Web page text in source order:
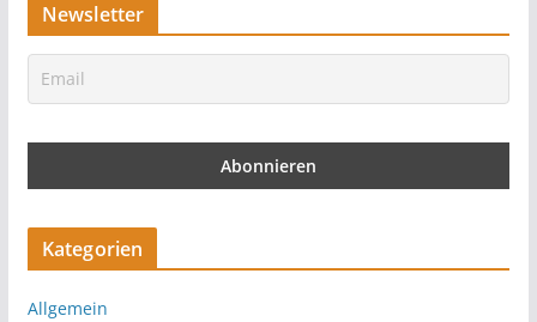
Newsletter
Kategorien
Allgemein